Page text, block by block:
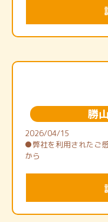
勝
2026/04/15
●弊社を利用されたご
から